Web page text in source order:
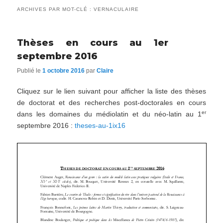
ARCHIVES PAR MOT-CLÉ :VERNACULAIRE
Thèses en cours au 1er
septembre 2016
Publié le1 octobre 2016 parClaire
Cliquez sur le lien suivant pour afficher la liste des thèses
de doctorat et des recherches post-doctorales en cours
dans les domaines du médiolatin et du néo-latin au 1 er
septembre 2016 :theses-au-1ix16